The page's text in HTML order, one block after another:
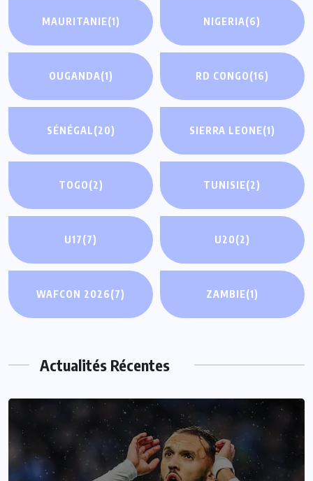
MAURITANIE(1) NIGERIA(6)
OUGANDA(1) RD CONGO(16)
SÉNÉGAL(20) SIERRA LEONE(1)
TOGO(2) TUNISIE(2)
U17(7) U20(2)
WAFCON 2026(7) ZAMBIE(1)
Actualités Récentes